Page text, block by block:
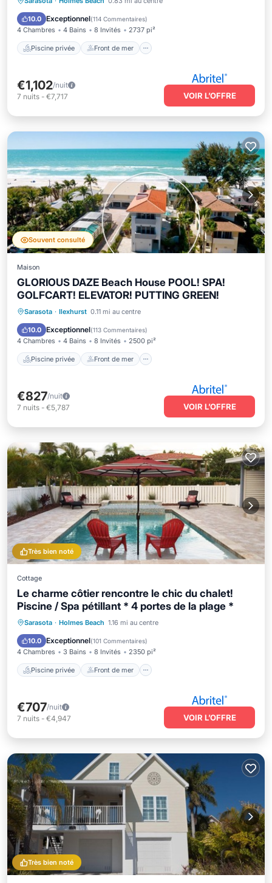
10.0 Exceptionnel(114 Commentaires)
4 Chambres 4 Bains 8 Invités 2737 pi²
Piscine privée Front de mer
Piscine
€1,102/nuit
7 nuits - €7,717 VOIR L’OFFRE
Souvent consulté
Maison
GLORIOUS DAZE Beach House POOL! SPA!
GOLFCART! ELEVATOR! PUTTING GREEN!
Sarasota · Ilexhurst 0.11 mi au centre
10.0 Exceptionnel(113 Commentaires)
4 Chambres 4 Bains 8 Invités 2500 pi²
Piscine privée Front de mer
Piscine privée
Front de mer
Bain à remous
Parking
€827/nuit
7 nuits - €5,787 VOIR L’OFFRE
Très bien noté
Cottage
Le charme côtier rencontre le chic du chalet!
Piscine / Spa pétillant * 4 portes de la plage *
Sarasota · Holmes Beach 1.16 mi au centre
10.0 Exceptionnel(101 Commentaires)
4 Chambres 3 Bains 8 Invités 2350 pi²
Piscine privée Front de mer
Piscine privée Front de mer
Piscine
€707/nuit
7 nuits - €4,947 VOIR L’OFFRE
Très bien noté